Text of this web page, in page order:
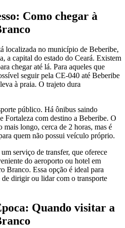
Como chegar à
localizada no município de Beberibe,
a capital do estado do Ceará. Existem
chegar até lá. Para aqueles que
seguir pela CE-040 até Beberibe
à praia. O trajeto dura
público. Há ônibus saindo
Fortaleza com destino a Beberibe. O
mais longo, cerca de 2 horas, mas é
quem não possui veículo próprio.
serviço de transfer, que oferece
do aeroporto ou hotel em
Branco. Essa opção é ideal para
de dirigir ou lidar com o transporte
Quando visitar a